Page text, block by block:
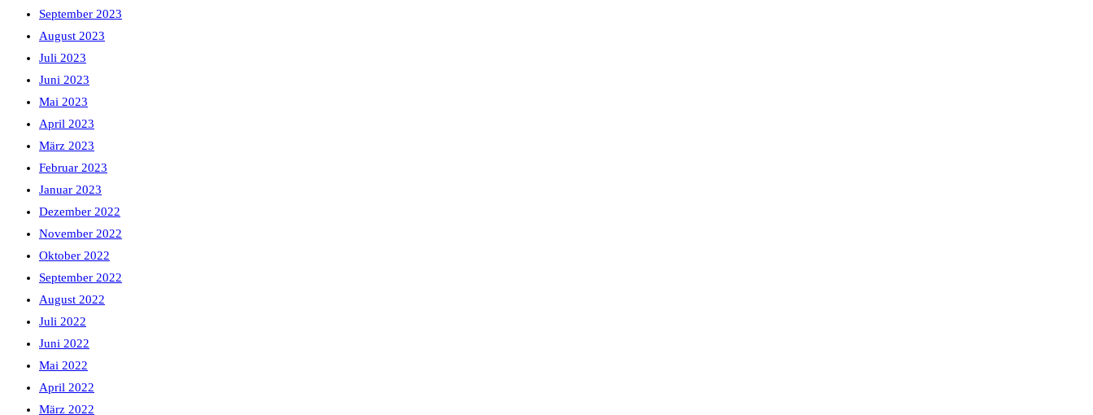
September 2023
August 2023
Juli 2023
Juni 2023
Mai 2023
April 2023
März 2023
Februar 2023
Januar 2023
Dezember 2022
November 2022
Oktober 2022
September 2022
August 2022
Juli 2022
Juni 2022
Mai 2022
April 2022
März 2022